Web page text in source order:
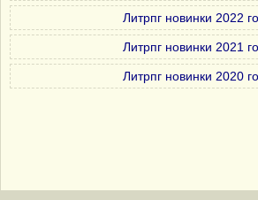
Литрпг новинки 2022
Литрпг новинки 2021
Литрпг новинки 2020